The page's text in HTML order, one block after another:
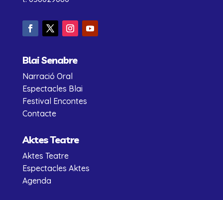
Blai Senabre
Narració Oral
Espectacles Blai
Festival Encontes
Contacte
Aktes Teatre
Aktes Teatre
Espectacles Aktes
Agenda